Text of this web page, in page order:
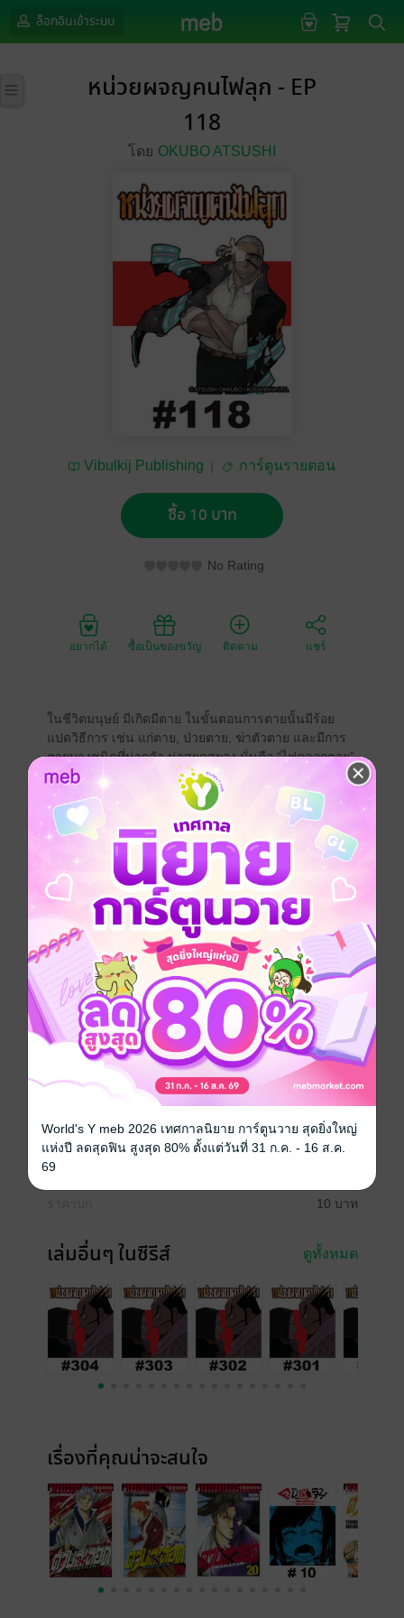
ล็อกอินเข้าระบบ
หน่วยผจญคนไฟลุก - EP
118
โดย OKUBO ATSUSHI
Vibulkij Publishing การ์ตูนรายตอน
ซื้อ 10 บาท
No Rating
อยากได้ ซื้อเป็นของขวัญ ติดตาม แชร์
ในชีวิตมนุษย์ มีเกิดมีตาย ในขั้นตอนการตายนั้นมีร้อย
แปดวิธีการ เช่น แก่ตาย, ป่วยตาย, ฆ่าตัวตาย และมีการ
ตายบางชนิดที่น่ากลัว น่าสยดสยอง นั่นคือ “ไฟคลอกตาย”
และในบรรดาคนที่โดน “ไฟคลอกตาย” คุณอาจเคยได้ยิน
ข่าวแปลก ๆ เช่นว่า มีคนที่โดนไฟคลอกตาย แต่ไม่ได้เกิด
จากไฟไหม้ เหมือนมันเกิดจากอยู่ดี ๆ ไฟก็ลุกขึ้นมาจากใน
ตัว เผาจนตัวคนคนนั้นตาย เรางงกับข่าวนี้และนึกไม่ออก
ว่ามันเกิดขึ้นเพราะอะไร?
เด็กหนุ่มสาวนักดับเพลิงกลุ่มหนึ่ง รู้ว่าปัญหานี้เกิดมาจาก
อะไร รู้ว่า “เพลิงพิโรธ” นั้นน่ากลัวขนาดไหน และต้อง
แก้ไขตรงไหน มาพบกับความจริงที่คาดไม่ถึงและปฏิบัติ
การดับเพลิงที่คุณจะไม่เคยเห็นที่ไหนมาก่อน ใน “หน่วย
ผจญคนไฟลุก”
การ์ตูนญี่ปุ่น
หน่วยผจญคนไฟลุก (รายตอน)
วันที่วางขาย 05 ธันวาคม 2561
ความยาว
10 บาท
เล่มอื่นๆ ในซีรีส์ ดูทั้งหมด
เรื่องที่คุณน่าจะสนใจ
World's Y meb 2026 เทศกาลนิยาย การ์ตูนวาย สุดยิ่งใหญ่
แห่งปี ลดสุดฟิน สูงสุด 80% ตั้งแต่วันที่ 31 ก.ค. - 16 ส.ค.
69